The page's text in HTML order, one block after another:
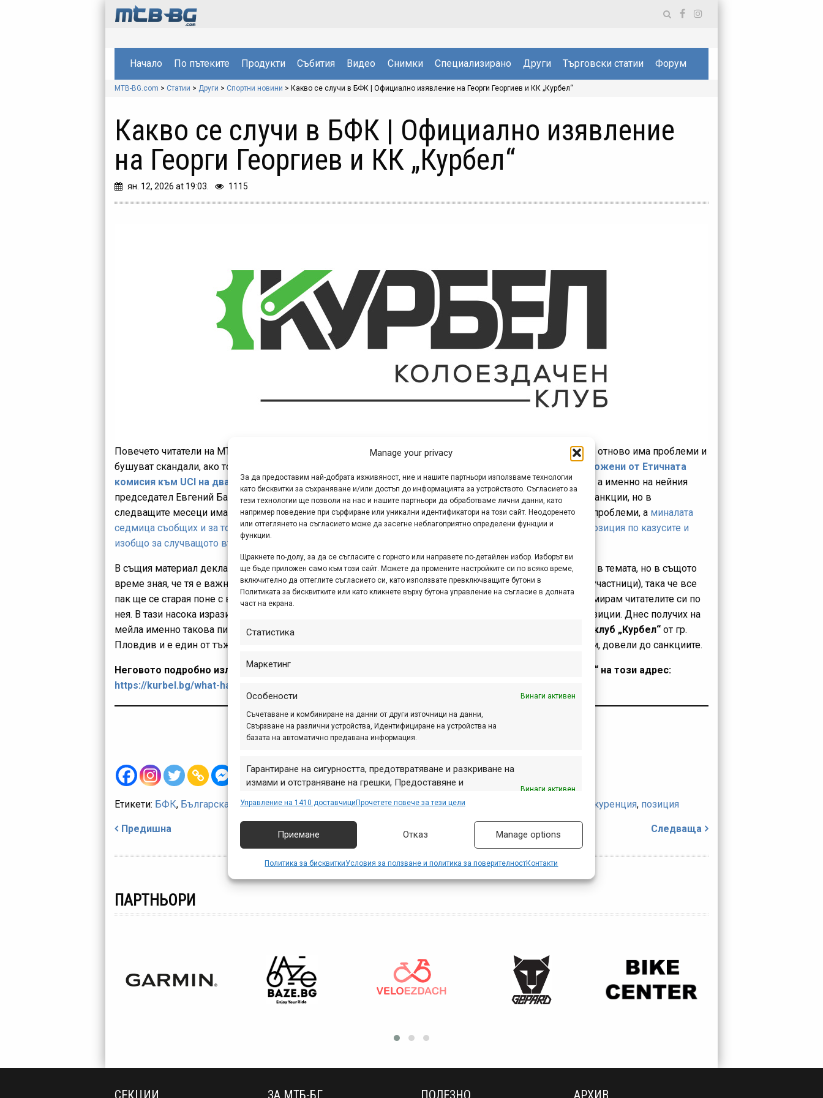
Manage your privacy
За да предоставим най-добрата изживяност, ние и нашите партньори използваме технологии
като бисквитки за съхраняване и/или достъп до информацията за устройството. Съгласието за
тези технологии ще позволи на нас и нашите партньори да обработваме лични данни, като
например поведение при сърфиране или уникални идентификатори на този сайт. Неодоренето
или оттеглянето на съгласието може да засегне неблагоприятно определени функции и
функции.
Щракнете по-долу, за да се съгласите с горното или направете по-детайлен избор. Изборът ви
ще бъде приложен само към този сайт. Можете да промените настройките си по всяко време,
включително да оттеглите съгласието си, като използвате превключващите бутони в
Политиката за бисквитките или като кликнете върху бутона управление на съгласие в долната
част на екрана.
Статистика
Маркетинг
Особености Винаги активен
Съчетаване и комбиниране на данни от други източници на данни,
Свързване на различни устройства, Идентифициране на устройства на
базата на автоматично предавана информация.
Гарантиране на сигурността, предотвратяване и разкриване на
измами и отстраняване на грешки, Предоставяне и
съобщаване на избори за поверителност.
Винаги активен
Управление на 1410 доставчициПрочетете повече за тези цели
Приемане Отказ Manage options
Политика за бисквиткиУсловия за ползване и политика за поверителностКонтакти
Начало По пътеките Продукти Събития Видео Снимки Специализирано Други Търговски статии Форум
MTB-BG.com > Статии > Други > Спортни новини > Какво се случи в БФК | Официално изявление на Георги Георгиев и КК „Курбел“
Какво се случи в БФК | Официално изявление
на Георги Георгиев и КК „Курбел“
ян. 12, 2026 at 19:03. 1115
Повечето читатели на MTB-BG.com знаят, че в българското спортно колоездене в последните 1-2 години отново има проблеми и
бушуват скандали, ако това е точната дума. Най-яркото проявление за всичко това бяха
санкциите, наложени от Етичната
комисия към UCI на двама членове на ръководството на Българска федерация колоездене (БФК)
, а именно на нейния
председател Евгений Балев и на Данаил Ангелов, който е член на УС. Все още тече обжалване по тези санкции, но в
следващите месеци имаше поне две официални изявления от ръководството на БФК, свързани с тези проблеми, а миналата
седмица съобщих и за това, че Данаил Ангелов смята да изложи в поредица от видеоклипове своята позиция по казусите и
изобщо за случващото във федерацията
В същия материал декларирах няколко неща. Едното е, че не смятам да взимам страна и да задълбавам в темата, но в същото
време зная, че тя е важна за много хора, които са ангажирани със състезанията (като организатори или участници), така че все
пак ще се старая поне с връзки към официални изявления на замесените лица и организации да информирам читателите си по
нея. В тази насока изразих и готовност да споделя и всякакви други публично и официално изразени позиции. Днес получих на
мейла именно такова писмо отГеорги Георгиев, който е основател и председател на колоездачен клуб „Курбел“ от гр.
Пловдив и е един от тъжителите до Етичната комисия на UCI, т.е. един от хората, които са подали сигнали, довели до санкциите.
Неговото подробно изложение за случващото се в БФК може да прочетете в сайта на КК „Курбел“ на този адрес:
https://kurbel.bg/what-happened-in-bfk/
Реклама
Етикети: БФК, Българска федерация колоездене,георги георгиев,изявление нелоялна конкуренция, позиция
Навигация
Предишна Следваща
ПАРТНЬОРИ
СЕКЦИИ ЗА МТБ-БГ ПОЛЕЗНО АРХИВ